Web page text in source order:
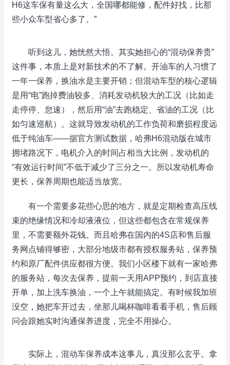
H6这车保有量这么大，全国哪都能修，配件好找，比那
些小众车型省心多了。”
听到这儿，她恍然大悟。其实她担心的“混动保养贵”
这件事，本质上是对新技术的不了解。开油车的人习惯了
一年一保养，换油水是主要开销；但混动车型的核心逻辑
是用“电”跑掉费油较多、消耗发动机较大的工况（比如走
走停停、怠速），然后用“油”去跑稳定、省油的工况（比
如匀速巡航）。这就导致发动机的工作负荷和磨损程度远
低于纯油车——据官方测试数据，哈弗H6混动版在城市
拥堵路况下，电机介入的时间占相当大比例，发动机的
“有效运行时间”不低于减少了三分之一。所以发动机寿命
更长，保养周期也能适当放宽。
有一个需要多花些心思的地方，就是定期检查高压线
束的绝缘情况和冷却液液位，但这些都包含在常规保养
里，不需要额外花钱。而且哈弗在国内的4S店和售后服
务网点铺得够密，大部分地级市都有授权服务站，保养预
约和原厂配件供应都很方便。我们小区楼下就有一家哈弗
的服务站，每次去保养，提前一天用APP预约，到店直接
开单，加上洗车换油，一个上午就能搞定。有时候我加班
没空，她把车开过去，坐那儿喝杯咖啡看看手机，售后顾
问会跟她实时沟通保养进度，完全不用操心。
实际上，混动车保养成本这事儿，真没那么玄乎。拿